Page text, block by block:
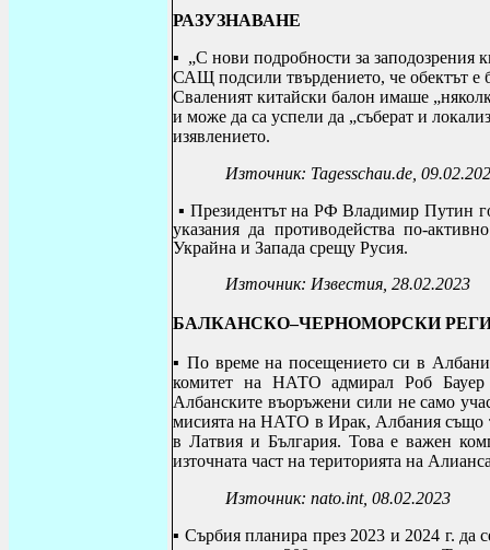
РАЗУЗНАВАНЕ
▪ „С нови подробности за заподозрения
САЩ подсили твърдението, че обектът е
Сваленият китайски балон имаше
и може да са успели да „съберат и
изявлението.
Източник: Tagesschau.de ,
▪ Президентът на РФ Владимир Путин
указания да противодейства по-
Украйна и Запада срещу Русия.
Източник: Известия, 28.02.2023
БАЛКАНСКО–ЧЕРНОМОРСКИ
▪ По време на посещението си в
комитет на НАТО адмирал Роб
Албанските въоръжени сили не само
мисията на НАТО в Ирак, Албания също
в Латвия и България. Това е важен
източната част на територията на
Източник: nato.int, 08.02.2023
▪ Сърбия планира през 2023 и 2024 г. да